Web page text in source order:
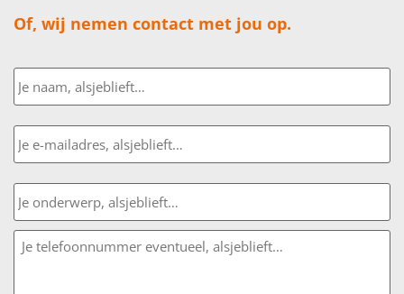
Of, wij nemen contact met jou op.
Naam
E-
mailadres
Onderwerp
Bericht